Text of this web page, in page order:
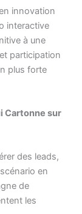
innovation
interactive
à une
participation
plus forte
Cartonne sur
des leads,
en
de
les